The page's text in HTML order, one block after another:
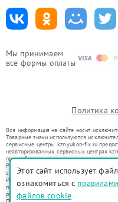
Мы принимаем
все формы оплаты
Политика
Вся информация на сайте носит
Товарные знаки используются
сервисные центры kzn.yukon-fix.ru
неавторизованных сервисных центрах
правообладателями товарных знаков
Ремонт осуществляется для устройств,
со статьей 1487 ГК РФ.
Использование товарных знаков не
потребителей в заблуждение, а служит
ремонту техники указанных брендов.
Этот сайт использует
ознакомиться с
файлов cookie